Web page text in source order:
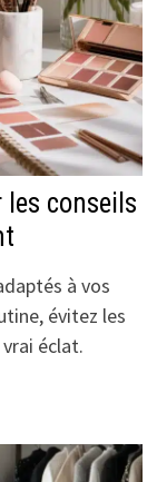
conseils
à vos
évitez les
éclat.